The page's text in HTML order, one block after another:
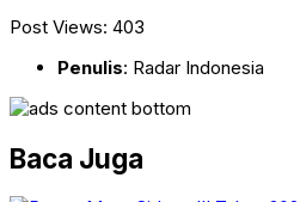
Post Views: 403
Penulis: Radar Indonesia
Baca Juga